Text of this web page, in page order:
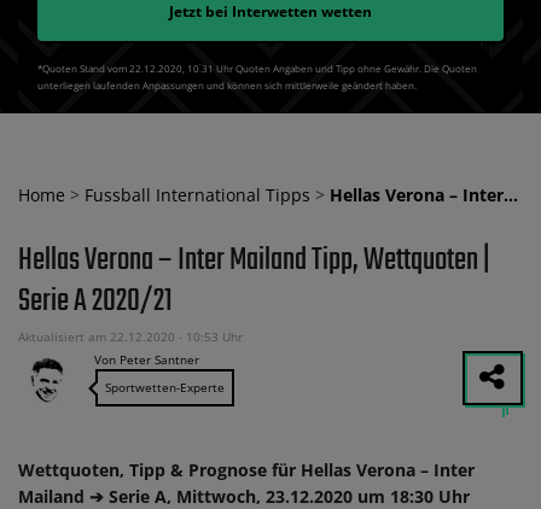
Jetzt bei Interwetten wetten
*Quoten Stand vom 22.12.2020‚ 10⁚31 Uhr Quoten Angaben und Tipp ohne Gewähr. Die Quoten
unterliegen laufenden Anpassungen und können sich mittlerweile geändert haben.
Home > Fussball International Tipps > Hellas Verona – Inter…
Hellas Verona – Inter Mailand Tipp, Wettquoten |
Serie A 2020/21
Aktualisiert am 22.12.2020 - 10:53 Uhr
Von Peter Santner
Sportwetten-Experte
Wettquoten, Tipp & Prognose für Hellas Verona – Inter
Mailand ➔ Serie A, Mittwoch, 23.12.2020 um 18:30 Uhr